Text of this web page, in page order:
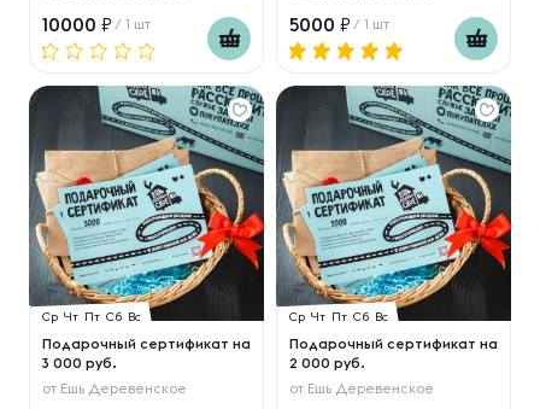
10000 / 1 шт 5000 / 1 шт
Ср Чт Пт Сб Вс
Подарочный сертификат на
3 000 руб.
от Ешь Деревенское
Ср Чт Пт Сб Вс
Подарочный сертификат на
2 000 руб.
от Ешь Деревенское